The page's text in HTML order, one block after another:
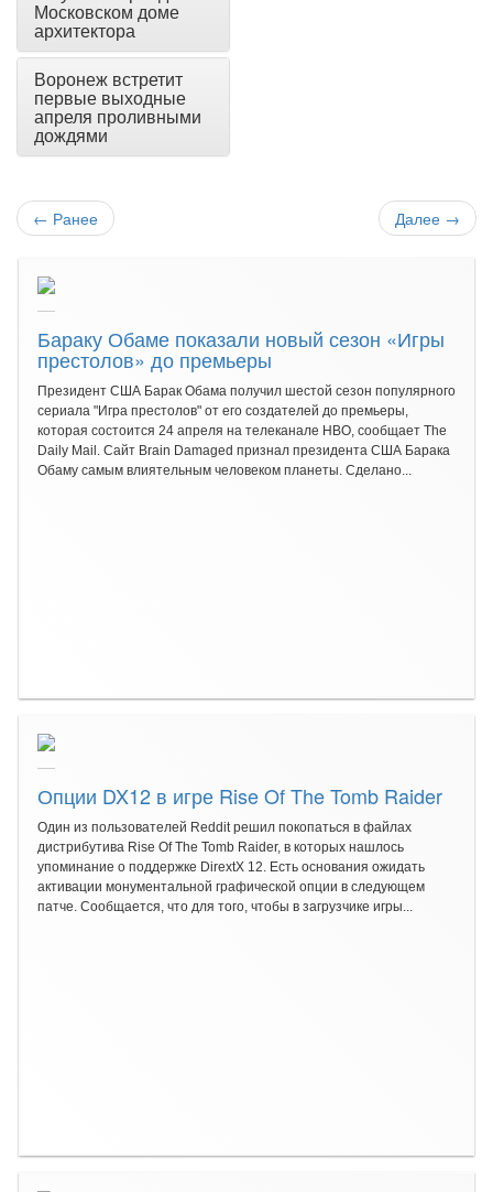
Московском доме
архитектора
Воронеж встретит
первые выходные
апреля проливными
дождями
← Ранее Далее →
Бараку Обаме показали новый сезон «Игры
престолов» до премьеры
Президент США Барак Обама получил шестой сезон популярного
сериала "Игра престолов" от его создателей до премьеры,
которая состоится 24 апреля на телеканале HBO, сообщает The
Daily Mail. Сайт Brain Damaged признал президента США Барака
Обаму самым влиятельным человеком планеты. Сделано...
Опции DX12 в игре Rise Of The Tomb Raider
Один из пользователей Reddit решил покопаться в файлах
дистрибутива Rise Of The Tomb Raider, в которых нашлось
упоминание о поддержке DirextX 12. Есть основания ожидать
активации монументальной графической опции в следующем
патче. Сообщается, что для того, чтобы в загрузчике игры...